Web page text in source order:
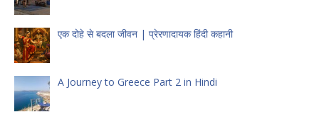
एक दोहे से बदला जीवन | प्रेरणादायक हिंदी कहानी
A Journey to Greece Part 2 in Hindi